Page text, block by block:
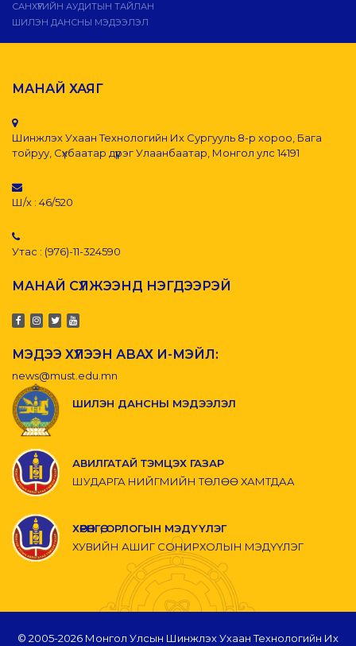
САНХҮҮГИЙН АУДИТЫН ТАЙЛАН
ШИЛЭН ДАНСНЫ МЭДЭЭЛЭЛ
МАНАЙ ХАЯГ
Шинжлэх Ухаан Технологийн Их Сургууль 8-р хороо, Бага
тойруу, Сүхбаатар дүүрэг Улаанбаатар, Монгол улс 14191
Ш/х : 46/520
Утас : (976)-11-324590
МАНАЙ СҮЛЖЭЭНД НЭГДЭЭРЭЙ
МЭДЭЭ ХҮЛЭЭН АВАХ И-МЭЙЛ:
news@must.edu.mn
ШИЛЭН ДАНСНЫ МЭДЭЭЛЭЛ
АВИЛГАТАЙ ТЭМЦЭХ ГАЗАР
ШУДАРГА НИЙГМИЙН ТӨЛӨӨ ХАМТДАА
ХӨРӨНГӨ, ОРЛОГЫН МЭДҮҮЛЭГ
ХУВИЙН АШИГ СОНИРХОЛЫН МЭДҮҮЛЭГ
© 2005-2026 Монгол Улсын Шинжлэх Ухаан Технологийн Их